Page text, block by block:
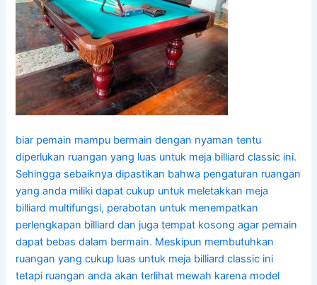
biar pemain mampu bermain dengan nyaman tentu
diperlukan ruangan yang luas untuk meja billiard classic ini.
Sehingga sebaiknya dipastikan bahwa pengaturan ruangan
yang anda miliki dapat cukup untuk meletakkan meja
billiard multifungsi, perabotan untuk menempatkan
perlengkapan billiard dan juga tempat kosong agar pemain
dapat bebas dalam bermain. Meskipun membutuhkan
ruangan yang cukup luas untuk meja billiard classic ini
tetapi ruangan anda akan terlihat mewah karena model